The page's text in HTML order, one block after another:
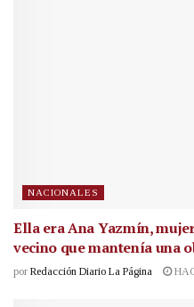
NACIONALES
Ella era Ana Yazmín,
vecino que mantenía una
por Redacción Diario La Página